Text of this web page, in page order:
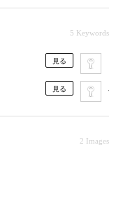
5 Keywords
見る
見る 工
2 Images